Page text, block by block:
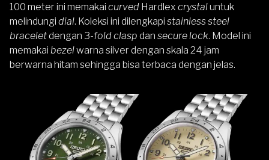
100 meter ini memakai curved Hardlex crystaluntuk
melindungi dial. Koleksi ini dilengkapi stainless steel
braceletdengan 3-fold clasp dan secure lock. Model ini
memakai bezelwarna silver dengan skala 24 jam
berwarna hitam sehingga bisa terbaca dengan jelas.